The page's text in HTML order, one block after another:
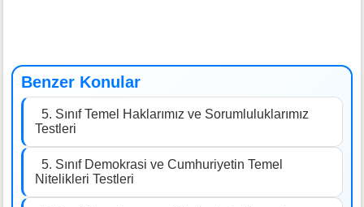
Benzer Konular
5. Sınıf Temel Haklarımız ve Sorumluluklarımız
Testleri
5. Sınıf Demokrasi ve Cumhuriyetin Temel
Nitelikleri Testleri